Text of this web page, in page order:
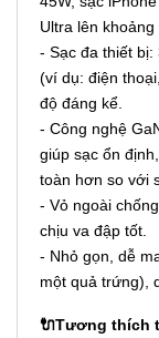
Ultra lên khoảng
- Sạc đa thiết
(ví dụ: điện
độ đáng kể.
- Công nghệ
giúp sạc ổn
toàn hơn so với
- Vỏ ngoài
chịu va đập tốt.
- Nhỏ gọn, dễ
một quả trứng),
🔌Tương thích